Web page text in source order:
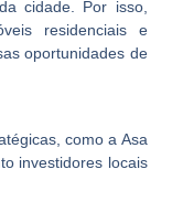
cidade. Por isso,
residenciais e
oportunidades de
como a Asa
investidores locais